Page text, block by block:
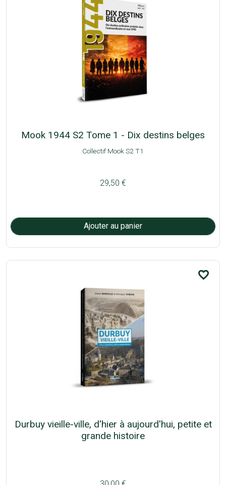
Mook 1944 S2 Tome 1 - Dix destins belges
Collectif Mook S2 T1
29,50 €
favorite_border
Durbuy vieille-ville, d'hier à aujourd'hui, petite et
grande histoire